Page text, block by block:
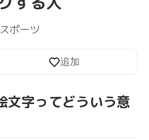
スポーツ
追加
文字ってどういう意